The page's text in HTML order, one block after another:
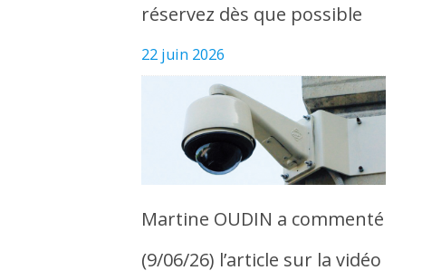
réservez dès que possible
22 juin 2026
Martine OUDIN a commenté
(9/06/26) l’article sur la vidéo